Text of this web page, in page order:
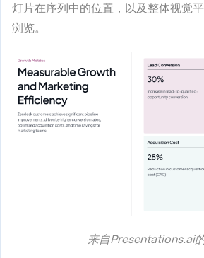
灯片在序列中的位置，以及整体视觉
浏览。
来自Presentations.ai